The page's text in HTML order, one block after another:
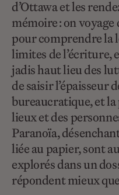
d’Ottawa et les
mémoire : on
pour comprendre la
limites de l’écriture,
jadis haut lieu des
de saisir l’épaisseur
bureaucratique, et
lieux et des
Paranoïa,
liée au papier, sont
explorés dans un
répondent mieux